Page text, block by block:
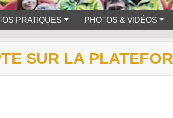
PRATIQUES PHOTOS & VIDÉOS
SUR LA